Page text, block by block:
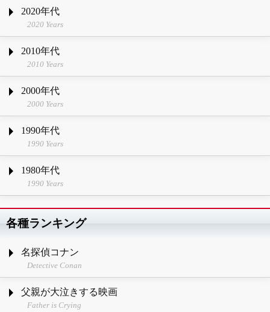
2020年代
2020 Years
2010年代
2010 Years
2000年代
2000 Years
1990年代
1990 Years
1980年代
1990 Years
各種ランキング
名探偵コナン
Detective Conan
父親が大泣きする映画
Father is Crying